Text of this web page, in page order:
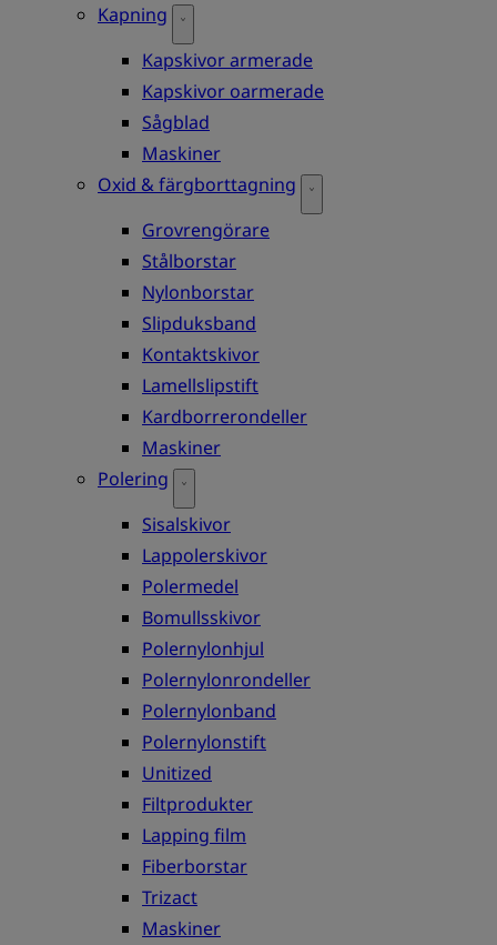
Kapning
Kapskivor armerade
Kapskivor oarmerade
Sågblad
Maskiner
Oxid & färgborttagning
Grovrengörare
Stålborstar
Nylonborstar
Slipduksband
Kontaktskivor
Lamellslipstift
Kardborrerondeller
Maskiner
Polering
Sisalskivor
Lappolerskivor
Polermedel
Bomullsskivor
Polernylonhjul
Polernylonrondeller
Polernylonband
Polernylonstift
Unitized
Filtprodukter
Lapping film
Fiberborstar
Trizact
Maskiner